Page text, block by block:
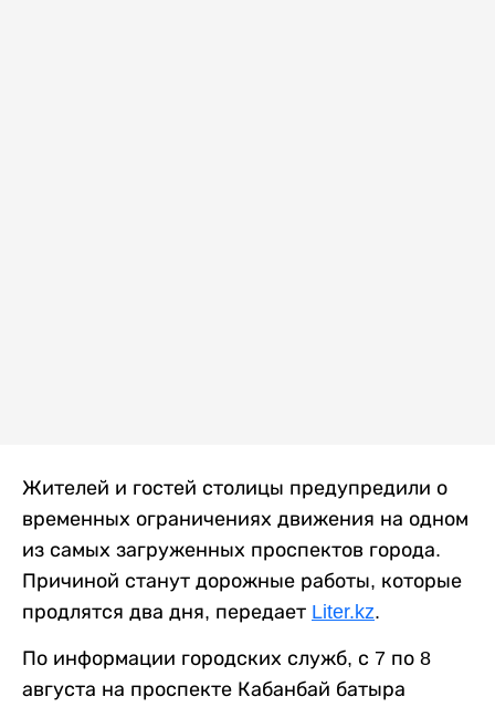
Жителей и гостей столицы предупредили о
временных ограничениях движения на одном
из самых загруженных проспектов города.
Причиной станут дорожные работы, которые
продлятся два дня, передает Liter.kz.
По информации городских служб, с 7 по 8
августа на проспекте Кабанбай батыра